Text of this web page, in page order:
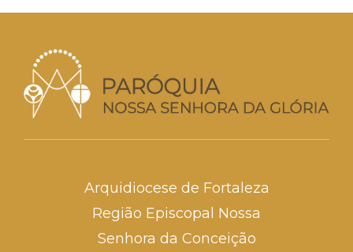
Arquidiocese de Fortaleza
Região Episcopal Nossa
Senhora da Conceição